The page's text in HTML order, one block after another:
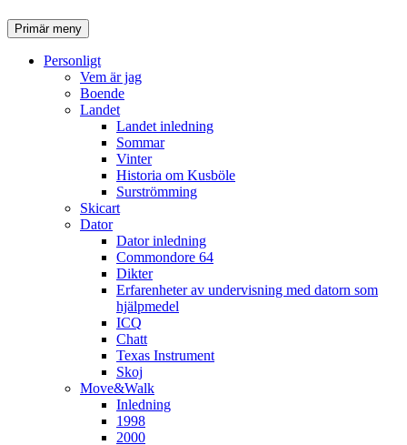
SökPrimär meny
Personligt
Vem är jag
Boende
Landet
Landet inledning
Sommar
Vinter
Historia om Kusböle
Surströmming
Skicart
Dator
Dator inledning
Commondore 64
Dikter
Erfarenheter av undervisning med datorn som
hjälpmedel
ICQ
Chatt
Texas Instrument
Skoj
Move&Walk
Inledning
1998
2000